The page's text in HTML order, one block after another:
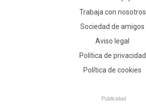
Trabaja con nosotros
Sociedad de amigos
Aviso legal
Política de privacidad
Política de cookies
Publicidad